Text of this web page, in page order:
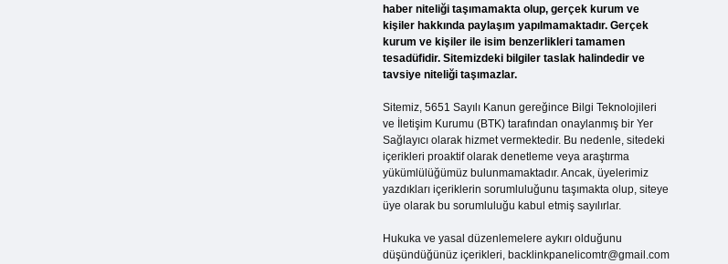
haber niteliği taşımamakta olup, gerçek kurum ve
kişiler hakkında paylaşım yapılmamaktadır. Gerçek
kurum ve kişiler ile isim benzerlikleri tamamen
tesadüfidir. Sitemizdeki bilgiler taslak halindedir ve
tavsiye niteliği taşımazlar.
Sitemiz, 5651 Sayılı Kanun gereğince Bilgi Teknolojileri
ve İletişim Kurumu (BTK) tarafından onaylanmış bir Yer
Sağlayıcı olarak hizmet vermektedir. Bu nedenle, sitedeki
içerikleri proaktif olarak denetleme veya araştırma
yükümlülüğümüz bulunmamaktadır. Ancak, üyelerimiz
yazdıkları içeriklerin sorumluluğunu taşımakta olup, siteye
üye olarak bu sorumluluğu kabul etmiş sayılırlar.
Hukuka ve yasal düzenlemelere aykırı olduğunu
düşündüğünüz içerikleri, backlinkpanelicomtr@gmail.com